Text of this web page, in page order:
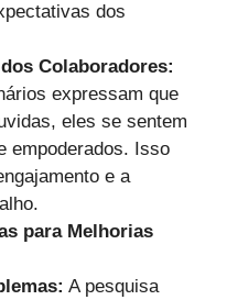
dos
Colaboradores:
expressam que
eles se sentem
empoderados. Isso
e a
para Melhorias
A pesquisa